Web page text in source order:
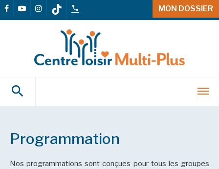
MON DOSSIER
Programmation
Nos programmations sont conçues pour tous les groupes